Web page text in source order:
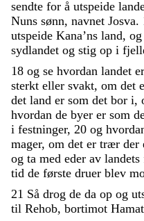
sendte for å utspeide
Nuns sønn, navnet Josva.
utspeide Kana’ns land, og
sydlandet og stig op i
18 og se hvordan landet er
sterkt eller svakt, om det
det land er som det bor i,
hvordan de byer er som
i festninger, 20 og
mager, om det er trær der
og ta med eder av landets
tid de første druer blev
21 Så drog de da op og
til Rehob, bortimot Hamat